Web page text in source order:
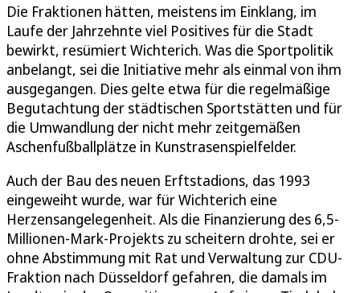
Die Fraktionen hätten, meistens im Einklang, im
Laufe der Jahrzehnte viel Positives für die Stadt
bewirkt, resümiert Wichterich. Was die Sportpolitik
anbelangt, sei die Initiative mehr als einmal von ihm
ausgegangen. Dies gelte etwa für die regelmäßige
Begutachtung der städtischen Sportstätten und für
die Umwandlung der nicht mehr zeitgemäßen
Aschenfußballplätze in Kunstrasenspielfelder.
Auch der Bau des neuen Erftstadions, das 1993
eingeweiht wurde, war für Wichterich eine
Herzensangelegenheit. Als die Finanzierung des 6,5-
Millionen-Mark-Projekts zu scheitern drohte, sei er
ohne Abstimmung mit Rat und Verwaltung zur CDU-
Fraktion nach Düsseldorf gefahren, die damals im